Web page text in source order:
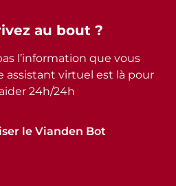
au bout ?
l’information que vous
assistant virtuel est là pour
24h/24h
le Vianden Bot